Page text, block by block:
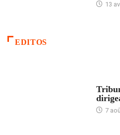
13
EDITOS
7